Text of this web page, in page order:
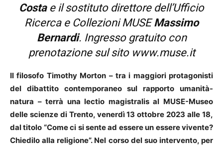
Costae il sostituto direttore dell’Ufficio
Ricerca e Collezioni MUSEMassimo
Bernardi. Ingresso gratuito con
prenotazione sul sito www.muse.it
Il filosofo Timothy Morton – tra i maggiori protagonisti
del dibattito contemporaneo sul rapporto umanità-
natura – terrà una lectio magistralis al MUSE-Museo
delle scienze di Trento, venerdì 13 ottobre 2023 alle 18,
dal titolo “Come ci si sente ad essere un essere vivente?
Chiedilo alla religione”. Nel corso del suo intervento, per